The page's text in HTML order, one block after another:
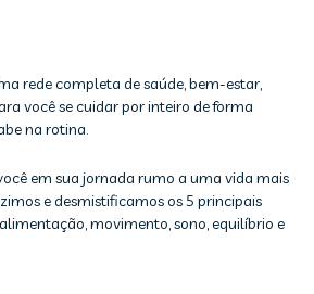
rede completa de saúde, bem-estar,
você se cuidar por inteiro de forma
na rotina.
em sua jornada rumo a uma vida mais
e desmistificamos os 5 principais
movimento, sono, equilíbrio e